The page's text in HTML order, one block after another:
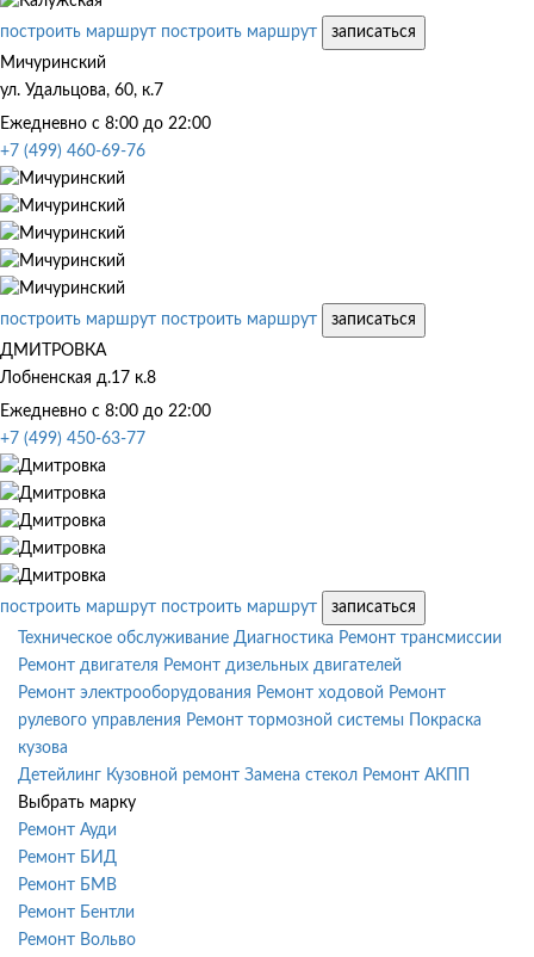
построить маршрут построить маршрут
записаться
Мичуринский
ул. Удальцова, 60, к.7
Ежедневно с 8:00 до 22:00
+7 (499) 460-69-76
построить маршрут построить маршрут
записаться
ДМИТРОВКА
Лобненская д.17 к.8
Ежедневно с 8:00 до 22:00
+7 (499) 450-63-77
построить маршрут построить маршрут
записаться
Техническое обслуживание Диагностика Ремонт трансмиссии
Ремонт двигателя Ремонт дизельных двигателей
Ремонт электрооборудования Ремонт ходовой Ремонт
рулевого управления Ремонт тормозной системы
Покраска
кузова
Детейлинг Кузовной ремонт Замена стекол Ремонт АКПП
Выбрать марку
Ремонт Ауди
Ремонт БИД
Ремонт БМВ
Ремонт Бентли
Ремонт Вольво